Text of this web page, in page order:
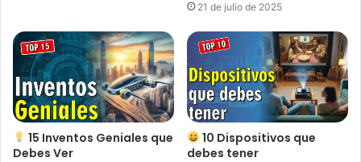
21 de julio de 2025
15 Inventos Geniales que
Debes Ver
10 Dispositivos que
debes tener